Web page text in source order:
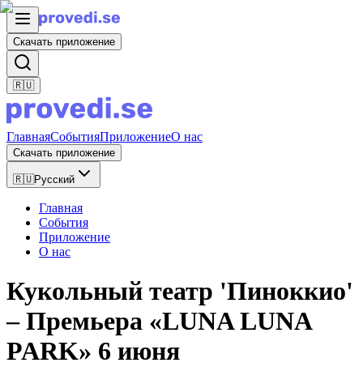
Скачать приложение
🇷🇺
ГлавнаяСобытияПриложениеО нас
Скачать приложение
🇷🇺Русский
Главная
События
Приложение
О нас
Кукольный театр 'Пиноккио'
– Премьера «LUNA LUNA
PARK» 6 июня